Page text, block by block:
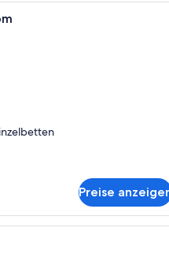
Ein ordentlich bezogenes
Preise
Ein Hotelzimmer mit einem